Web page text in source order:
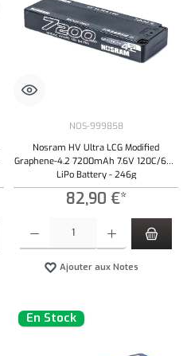
NOS-999858
Nosram HV Ultra LCG Modified
Graphene-4.2 7200mAh 7.6V 120C/60C
LiPo Battery - 246g
82,90 €*
Ajouter aux Notes
En Stock